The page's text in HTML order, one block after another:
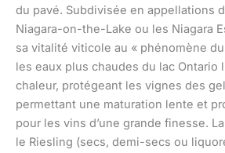
du pavé. Subdivisée en appellations
Niagara-on-the-Lake ou les Niagara
sa vitalité viticole au « phénomène
les eaux plus chaudes du lac Ontario
chaleur, protégeant les vignes des
permettant une maturation lente et
pour les vins d’une grande finesse.
le Riesling (secs, demi-secs ou